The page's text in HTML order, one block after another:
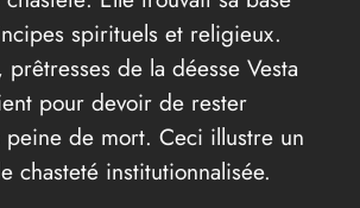
spirituels et religieux.
prêtresses de la déesse Vesta
pour devoir de rester
peine de mort. Ceci illustre un
chasteté institutionnalisée.